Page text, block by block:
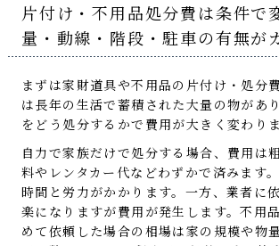
片付け・不用品処分費は条件で
量・動線・階段・駐車の有無が
まずは家財道具や不用品の片付け・処分
は長年の生活で蓄積された大量の物があ
をどう処分するかで費用が大きく変わりま
自力で家族だけで処分する場合、費用は
料やレンタカー代などわずかで済みます
時間と労力がかかります。一方、業者に
楽になりますが費用が発生します。不用
めて依頼した場合の相場は家の規模や物